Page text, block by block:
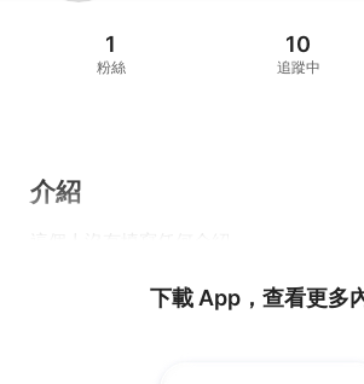
1
粉絲
10
追蹤中
介紹
下載 App，查看更多